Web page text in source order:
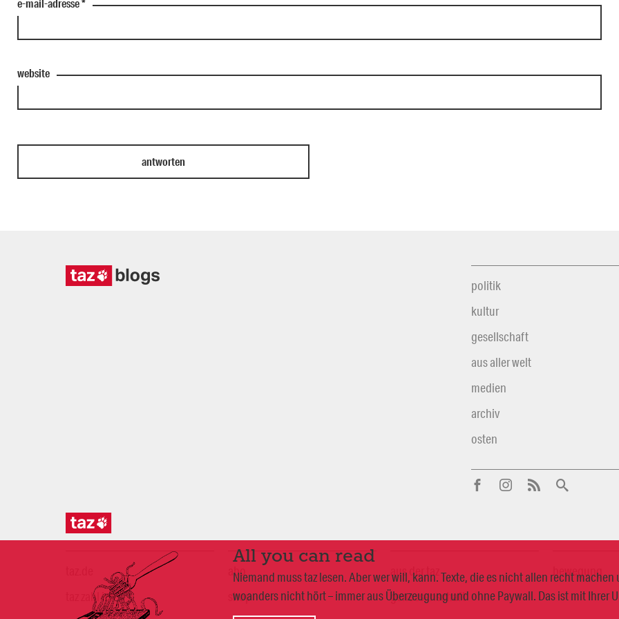
e-mail-adresse*
website
All you can read
Niemand muss taz lesen. Aber wer will, kann. Texte, die es nicht allen recht
woanders nicht hört – immer aus Überzeugung und ohne Paywall. Das ist mit Ihrer
politik
kultur
gesellschaft
aus aller welt
medien
archiv
osten
taz zahl ich
abo
shop
aus der taz
genossenschaft
bewegung